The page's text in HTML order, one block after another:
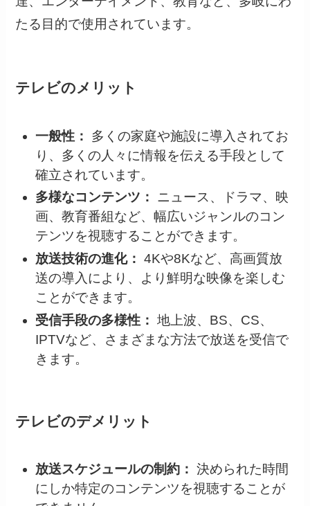
たる目的で使用されています。
テレビのメリット
一般性：
多くの家庭や施設に導入されてお
り、多くの人々に情報を伝える手段として
確立されています。
多様なコンテンツ：
ニュース、ドラマ、映
画、教育番組など、幅広いジャンルのコン
テンツを視聴することができます。
放送技術の進化： 4Kや8Kなど、高画質放
送の導入により、より鮮明な映像を楽しむ
ことができます。
受信手段の多様性： 地上波、BS、CS、
IPTVなど、さまざまな方法で放送を受信で
きます。
テレビのデメリット
放送スケジュールの制約： 決められた時間
にしか特定のコンテンツを視聴することが